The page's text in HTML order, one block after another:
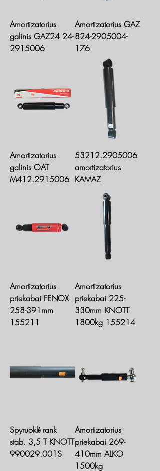
Amortizatorius
galinis GAZ24 24-
2915006
Amortizatorius GAZ
824-2905004-
176
Amortizatorius
galinis OAT
M412.2915006
53212.2905006
amortizatorius
KAMAZ
Amortizatorius
priekabai FENOX
258-391mm
155211
Amortizatorius
priekabai 225-
330mm KNOTT
1800kg 155214
Spyruoklė rank
stab. 3,5 T KNOTT
990029.001S
Amortizatorius
priekabai 269-
410mm ALKO
1500kg